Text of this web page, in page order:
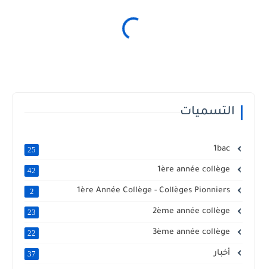
التسميات
1bac
25
42
1ère Année Collège - Collèges Pionniers
2
23
22
أخبار 37